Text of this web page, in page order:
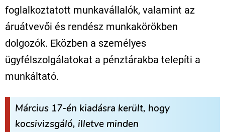
foglalkoztatott munkavállalók, valamint az
áruátvevői és rendész munkakörökben
dolgozók. Eközben a személyes
ügyfélszolgálatokat a pénztárakba telepíti a
munkáltató.
Március 17-én kiadásra került, hogy
kocsivizsgáló, illetve minden